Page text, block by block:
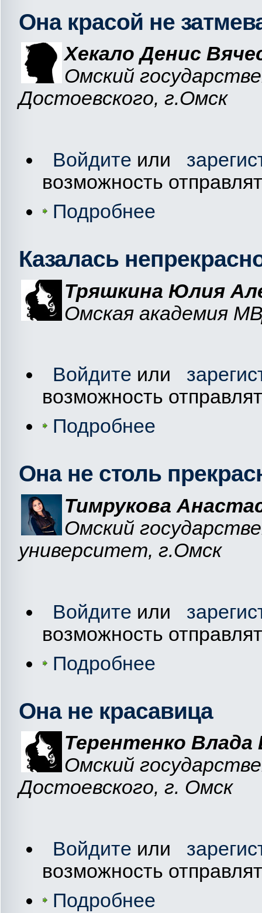
Она красой не
Хекало Денис
Омский
Достоевского, г.Омск
Войдите или
возможность
Подробнее
Казалась
Тряшкина Юлия
Омская академия
Войдите или
возможность
Подробнее
Она не столь
Тимрукова
Омский
университет, г.Омск
Войдите или
возможность
Подробнее
Она не красавица
Терентенко Влада
Омский
Достоевского, г. Омск
Войдите или
возможность
Подробнее